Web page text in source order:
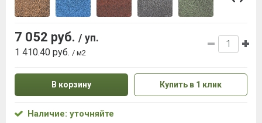
7 052 руб. / уп.
1 410.40 руб. / м2
В корзину Купить в 1 клик
Наличие: уточняйте